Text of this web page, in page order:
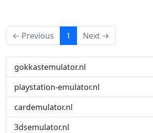
← Previous 1 (current)
Next →
gokkastemulator.nl
playstation-emulator.nl
cardemulator.nl
3dsemulator.nl